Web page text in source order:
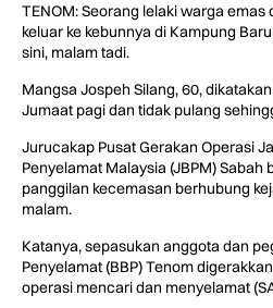
TENOM: Seorang lelaki warga
keluar ke kebunnya di Kampung
sini, malam tadi.
Mangsa Jospeh Silang, 60,
Jumaat pagi dan tidak pulang
Jurucakap Pusat Gerakan Operasi
Penyelamat Malaysia (JBPM)
panggilan kecemasan berhubung
malam.
Katanya, sepasukan anggota dan
Penyelamat (BBP) Tenom
operasi mencari dan menyelamat